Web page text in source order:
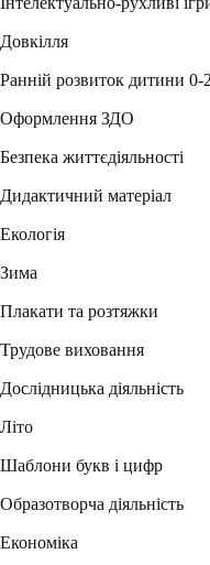
Довкілля
Ранній розвиток дитини 0-
Оформлення ЗДО
Безпека життєдіяльності
Дидактичний матеріал
Екологія
Зима
Плакати та розтяжки
Трудове виховання
Дослідницька діяльність
Літо
Шаблони букв і цифр
Образотворча діяльність
Економіка